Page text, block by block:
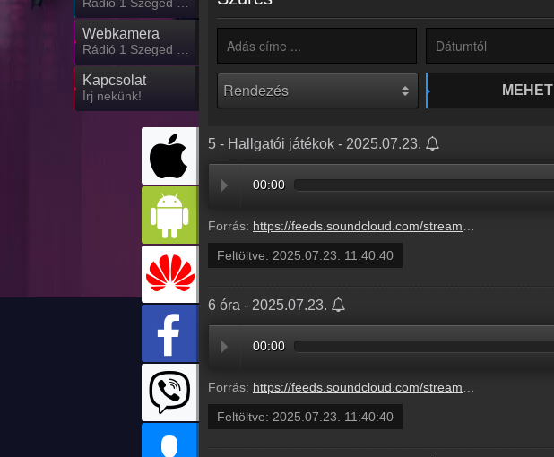
Webkamera
Kapcsolat
Írj nekünk! MEHET
5 - Hallgatói játékok - 2025.07.23.
00:00
Forrás: https://feeds.soundcloud.com/stream/2135009355-radio1hungary-57173d91-1631-4b63-83f6-32ba4d0c409c.mp3
Feltöltve: 2025.07.23. 11:40:40
6 óra - 2025.07.23.
00:00
Forrás: https://feeds.soundcloud.com/stream/2135009364-radio1hungary-72905fd1-f5e5-4cf6-9fd5-bbf12afc91dd.mp3
Feltöltve: 2025.07.23. 11:40:40